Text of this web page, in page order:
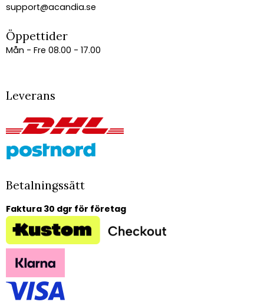
support@acandia.se
Öppettider
Mån - Fre 08.00 - 17.00
Leverans
Betalningssätt
Faktura 30 dgr för företag